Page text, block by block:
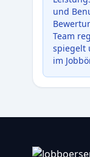
und
Team
spiegelt
im